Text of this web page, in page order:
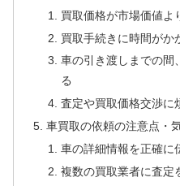
買取価格が市場価値よ
買取手続きに時間がか
車の引き渡しまでの間
る
査定や買取価格交渉に
車買取の依頼の注意点・
車の詳細情報を正確に
複数の買取業者に査定